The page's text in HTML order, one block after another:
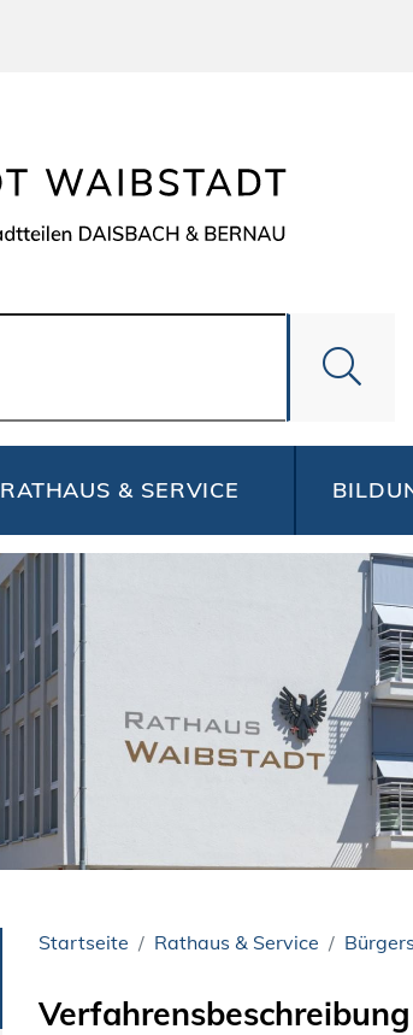
RATHAUS & SERVICE
Startseite Rathaus & Service
Verfahrensbeschreibung